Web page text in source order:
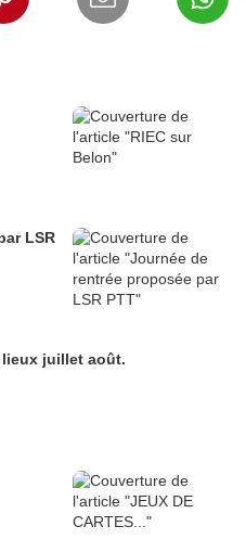
LSR
Marche nordique ! Horaires et lieux juillet août.